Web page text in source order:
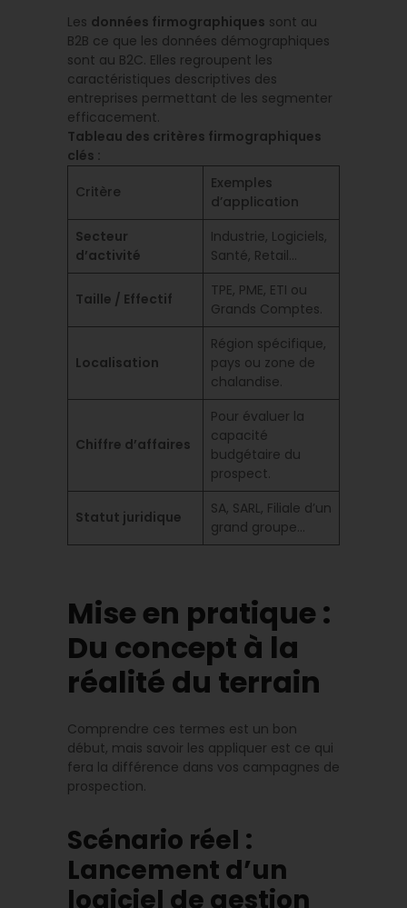
Les données firmographiques sont au
B2B ce que les données démographiques
sont au B2C. Elles regroupent les
caractéristiques descriptives des
entreprises permettant de les segmenter
efficacement.
Tableau des critères firmographiques
clés :
Critère
Exemples
d’application
Secteur
d’activité
Industrie, Logiciels,
Santé, Retail…
Taille / Effectif
TPE, PME, ETI ou
Grands Comptes.
Localisation
Région spécifique,
pays ou zone de
chalandise.
Chiffre d’affaires
Pour évaluer la
capacité
budgétaire du
prospect.
Statut juridique
SA, SARL, Filiale d’un
grand groupe…
Mise en pratique :
Du concept à la
réalité du terrain
Comprendre ces termes est un bon
début, mais savoir les appliquer est ce qui
fera la différence dans vos campagnes de
prospection.
Scénario réel :
Lancement d’un
logiciel de gestion